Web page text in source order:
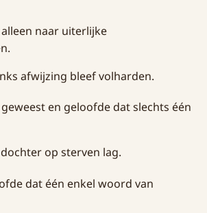
naar uiterlijke
afwijzing bleef volharden.
en geloofde dat slechts één
op sterven lag.
dat één enkel woord van